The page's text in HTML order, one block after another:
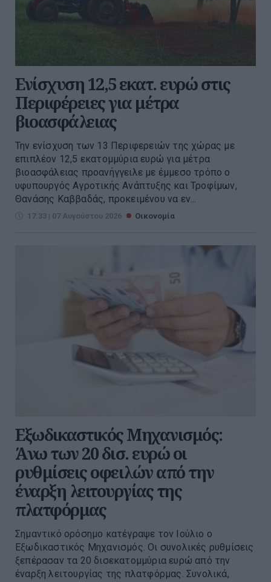
Ενίσχυση 12,5 εκατ. ευρώ στις
Περιφέρειες για μέτρα
βιοασφάλειας
Την ενίσχυση των 13 Περιφερειών της χώρας με
επιπλέον 12,5 εκατομμύρια ευρώ για μέτρα
βιοασφάλειας προανήγγειλε με έμμεσο τρόπο ο
υφυπουργός Αγροτικής Ανάπτυξης και Τροφίμων,
Θανάσης Καββαδάς, προκειμένου να εν...
17:33 | 07 Αυγούστου 2026 Οικονομία
Εξωδικαστικός Μηχανισμός:
Άνω των 20 δισ. ευρώ οι
ρυθμίσεις οφειλών από την
έναρξη λειτουργίας της
πλατφόρμας
Σημαντικό ορόσημο κατέγραψε τον Ιούλιο ο
Εξωδικαστικός Μηχανισμός. Οι συνολικές ρυθμίσεις
ξεπέρασαν τα 20 δισεκατομμύρια ευρώ από την
έναρξη λειτουργίας της πλατφόρμας. Συνολικά,